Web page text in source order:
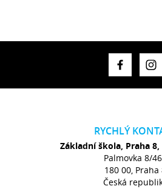
RYCHLÝ
Základní škola, Praha
Palmovka 8/
180 00, Praha
Česká